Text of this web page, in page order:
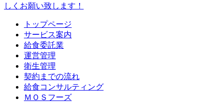
しくお願い致します！
トップページ
サービス案内
給食委託業
運営管理
衛生管理
契約までの流れ
給食コンサルティング
ＭＯＳフーズ